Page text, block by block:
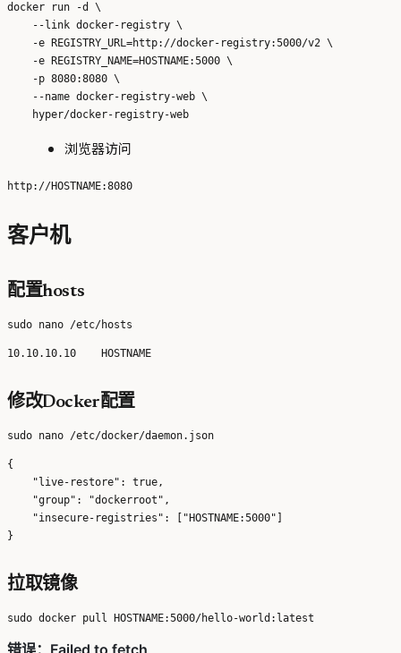
docker run -d \
    --link docker-registry \
    -e REGISTRY_URL=http://docker-registry:5000/v2 \
    -e REGISTRY_NAME=HOSTNAME:5000 \
    -p 8080:8080 \
    --name docker-registry-web \
浏览器访问
客户机
配置hosts
修改Docker配置
{
    "live-restore": true,
    "group": "dockerroot",
    "insecure-registries": ["HOSTNAME:5000"]
拉取镜像